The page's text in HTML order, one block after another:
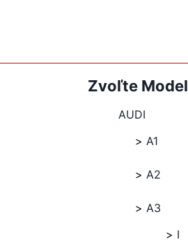
Zvoľte Model
AUDI
A1
A2
A3
I